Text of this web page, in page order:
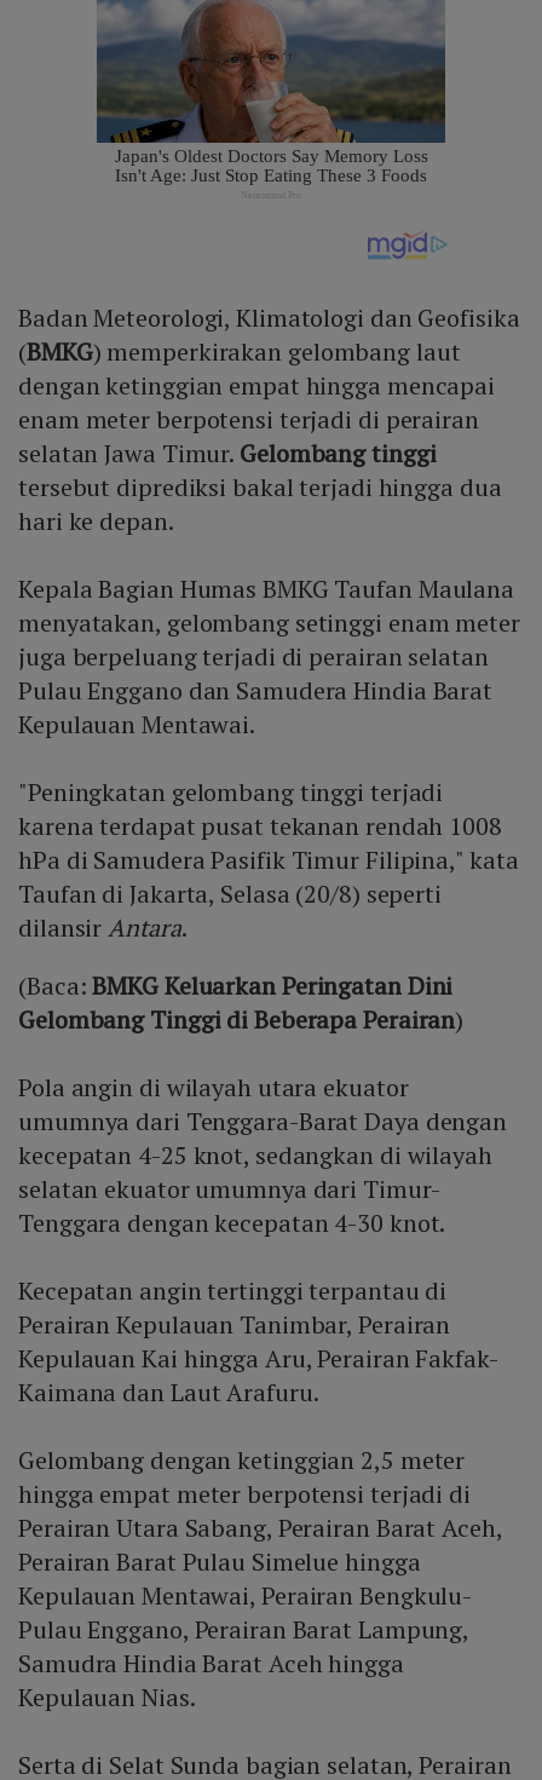
Badan Meteorologi, Klimatologi dan Geofisika
(BMKG) memperkirakan gelombang laut
dengan ketinggian empat hingga mencapai
enam meter berpotensi terjadi di perairan
selatan Jawa Timur. Gelombang tinggi
tersebut diprediksi bakal terjadi hingga dua
hari ke depan.
Kepala Bagian Humas BMKG Taufan Maulana
menyatakan, gelombang setinggi enam meter
juga berpeluang terjadi di perairan selatan
Pulau Enggano dan Samudera Hindia Barat
Kepulauan Mentawai.
"Peningkatan gelombang tinggi terjadi
karena terdapat pusat tekanan rendah 1008
hPa di Samudera Pasifik Timur Filipina," kata
Taufan di Jakarta, Selasa (20/8) seperti
dilansirAntara.
(Baca:BMKG Keluarkan Peringatan Dini
Gelombang Tinggi di Beberapa Perairan)
Pola angin di wilayah utara ekuator
umumnya dari Tenggara-Barat Daya dengan
kecepatan 4-25 knot, sedangkan di wilayah
selatan ekuator umumnya dari Timur-
Tenggara dengan kecepatan 4-30 knot.
Kecepatan angin tertinggi terpantau di
Perairan Kepulauan Tanimbar, Perairan
Kepulauan Kai hingga Aru, Perairan Fakfak-
Kaimana dan Laut Arafuru.
Gelombang dengan ketinggian 2,5 meter
hingga empat meter berpotensi terjadi di
Perairan Utara Sabang, Perairan Barat Aceh,
Perairan Barat Pulau Simelue hingga
Kepulauan Mentawai, Perairan Bengkulu-
Pulau Enggano, Perairan Barat Lampung,
Samudra Hindia Barat Aceh hingga
Kepulauan Nias.
Serta di Selat Sunda bagian selatan, Perairan